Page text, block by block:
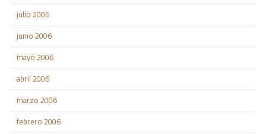
julio 2006
junio 2006
mayo 2006
abril 2006
marzo 2006
febrero 2006